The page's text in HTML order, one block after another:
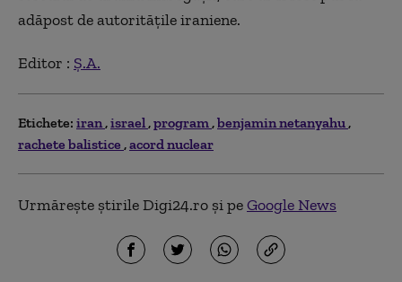
adăpost de autorităţile iraniene.
Editor : Ș.A.
Etichete: iran israel program benjamin netanyahu
rachete balistice acord nuclear
Urmărește știrile Digi24.ro și peGoogle News